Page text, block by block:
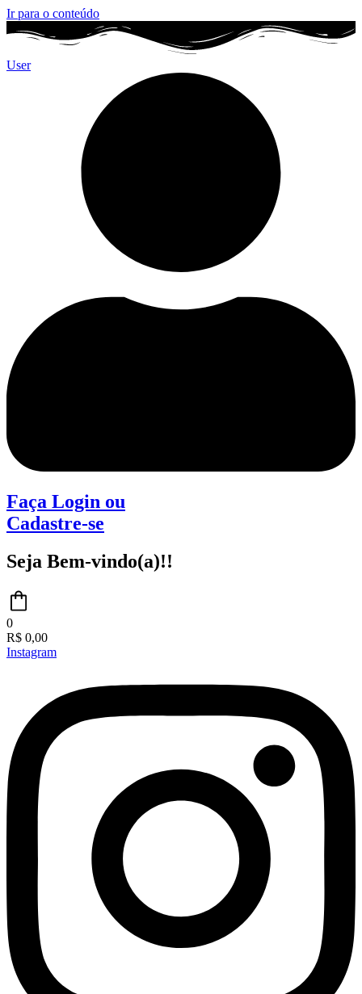
Ir para o conteúdo
User
Faça Login ou
Cadastre-se
Seja Bem-vindo(a)!!
0
R$ 0,00
Instagram